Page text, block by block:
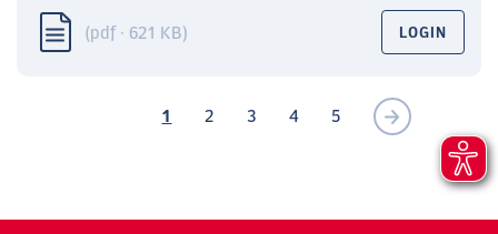
(pdf · 621 KB) LOGIN
1 2 3 4 5